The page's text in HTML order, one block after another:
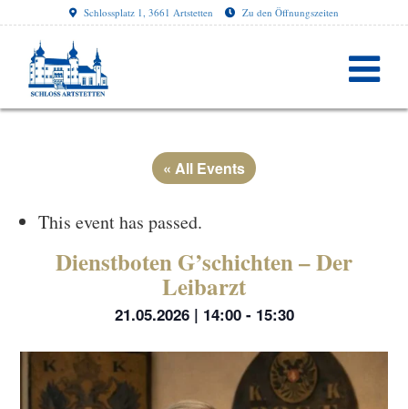
Schlossplatz 1, 3661 Artstetten Zu den Öffnungszeiten
« All Events
This event has passed.
Dienstboten G’schichten – Der
Leibarzt
21.05.2026 | 14:00- 15:30